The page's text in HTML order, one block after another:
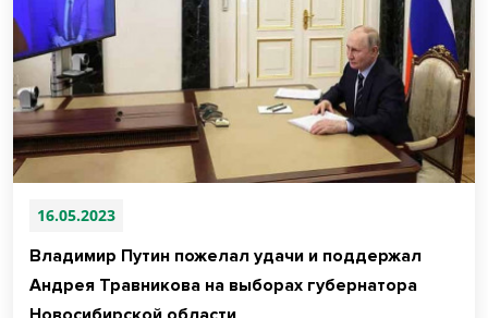
16.05.2023
Владимир Путин пожелал удачи и поддержал
Андрея Травникова на выборах губернатора